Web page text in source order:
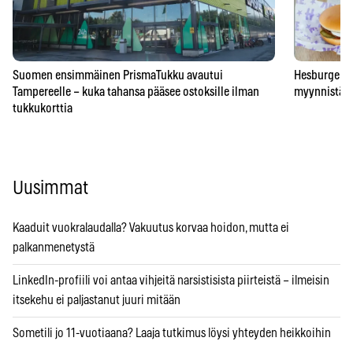
Suomen ensimmäinen PrismaTukku avautui
Tampereelle – kuka tahansa pääsee ostoksille ilman
tukkukorttia
myynnistä
Uusimmat
Kaaduit vuokralaudalla? Vakuutus korvaa hoidon, mutta ei
palkanmenetystä
LinkedIn-profiili voi antaa vihjeitä narsistisista piirteistä – ilmeisin
itsekehu ei paljastanut juuri mitään
Sometili jo 11-vuotiaana? Laaja tutkimus löysi yhteyden heikkoihin